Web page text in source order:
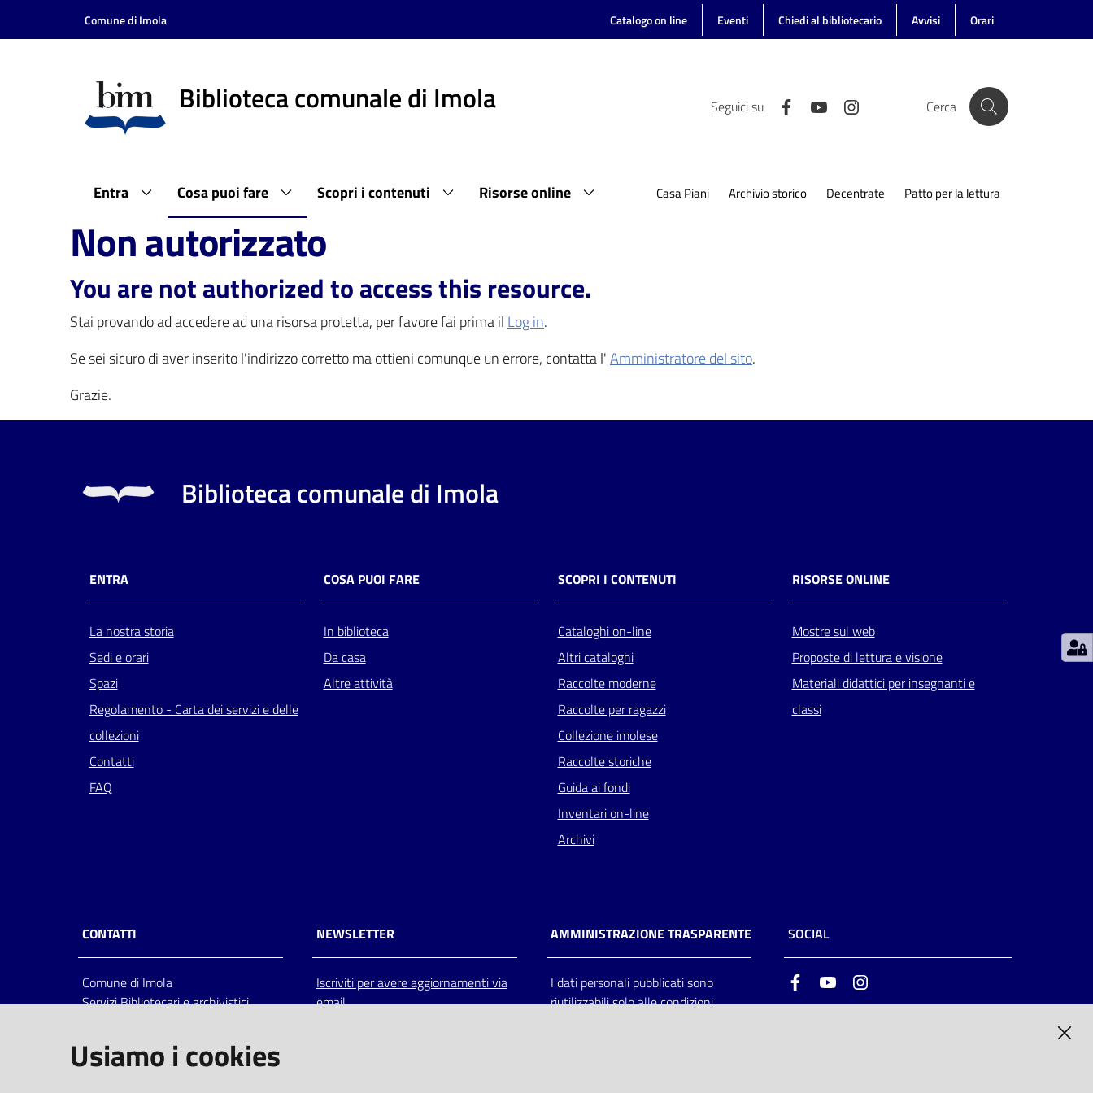
Vai al contenuto
Vai alla navigazione
Comune di Imola Catalogo on line Eventi Chiedi al bibliotecario Avvisi Orari
Biblioteca comunale di Imola Seguici su Cerca
Entra Cosa puoi fare Scopri i contenuti Risorse online Casa Piani Archivio storico Decentrate Patto per la lettura
Non autorizzato
You are not authorized to access this resource.
Stai provando ad accedere ad una risorsa protetta, per favore fai prima il Log in.
Se sei sicuro di aver inserito l'indirizzo corretto ma ottieni comunque un errore, contatta l'Amministratore del sito.
Grazie.
Biblioteca comunale di Imola
ENTRA
La nostra storia
Sedi e orari
Spazi
Regolamento - Carta dei servizi e delle
collezioni
Contatti
FAQ
COSA PUOI FARE
In biblioteca
Da casa
Altre attività
SCOPRI I CONTENUTI
Cataloghi on-line
Altri cataloghi
Raccolte moderne
Raccolte per ragazzi
Collezione imolese
Raccolte storiche
Guida ai fondi
Inventari on-line
Archivi
RISORSE ONLINE
Mostre sul web
Proposte di lettura e visione
Materiali didattici per insegnanti e
classi
CONTATTI
Comune di Imola
Servizi Bibliotecari e archivistici
Italia
centralino: tel 0542.6026.36 fax
NEWSLETTER
Iscriviti per avere aggiornamenti via
email
AMMINISTRAZIONE TRASPARENTE
I dati personali pubblicati sono
riutilizzabili solo alle condizioni
SOCIAL
FacebookYoutube
Usiamo i cookies